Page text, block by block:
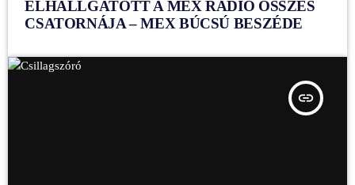
ELHALLGATOTT A MEX RÁDIÓ ÖSSZES
CSATORNÁJA – MEX BÚCSÚ BESZÉDE
insert_link